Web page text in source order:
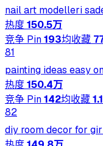
nail art modelleri
热度150.5万
竞争 Pin193均收藏
81
painting ideas easy
热度150.4万
竞争 Pin142均收藏
82
diy room decor for